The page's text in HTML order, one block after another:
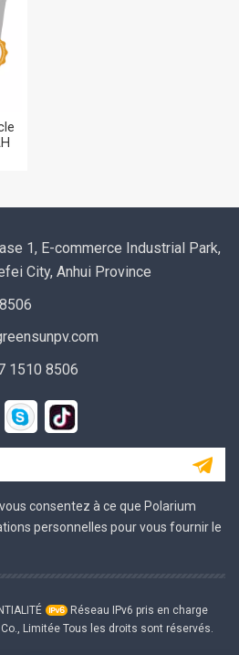
1, E-commerce Industrial Park,
City, Anhui Province
1510 8506
consentez à ce que Polarium
personnelles pour vous fournir le
Réseau IPv6 pris en charge
Limitée Tous les droits sont réservés.